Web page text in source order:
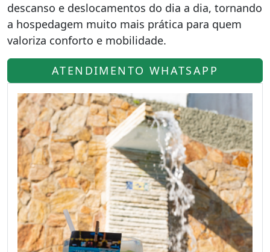
descanso e deslocamentos do dia a dia, tornando
a hospedagem muito mais prática para quem
valoriza conforto e mobilidade.
ATENDIMENTO WHATSAPP